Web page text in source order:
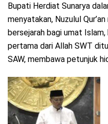
Bupati Herdiat Sunarya
menyatakan, Nuzulul
bersejarah bagi umat Islam,
pertama dari Allah SWT
SAW, membawa petunjuk